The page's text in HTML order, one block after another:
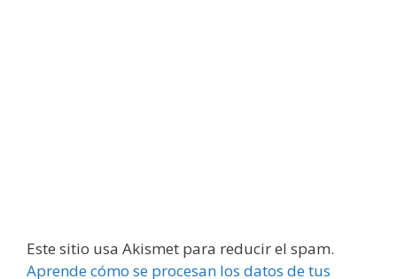
Este sitio usa Akismet para reducir el spam.
Aprende cómo se procesan los datos de tus